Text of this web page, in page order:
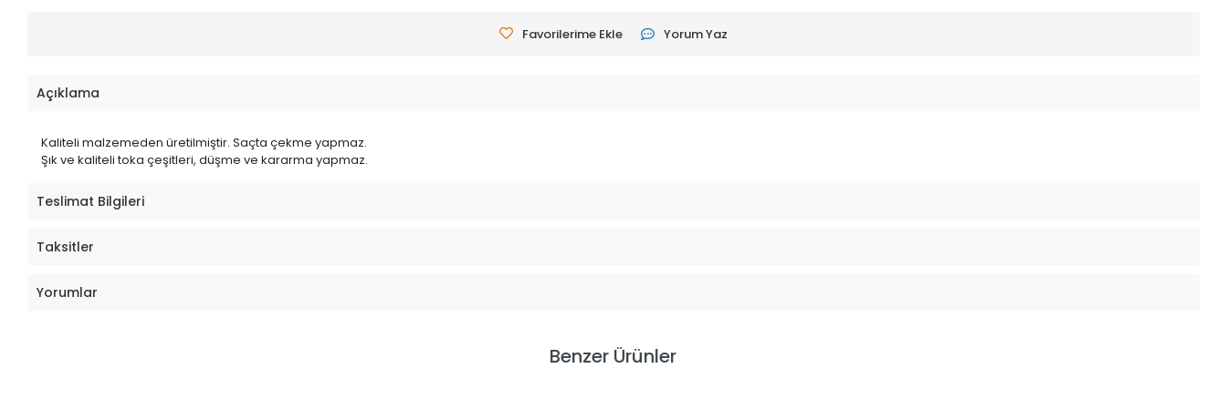
Favorilerime Ekle Yorum Yaz
Açıklama
Kaliteli malzemeden üretilmiştir. Saçta çekme yapmaz.
Şık ve kaliteli toka çeşitleri, düşme ve kararma yapmaz.
Teslimat Bilgileri
Taksitler
Yorumlar
Benzer Ürünler